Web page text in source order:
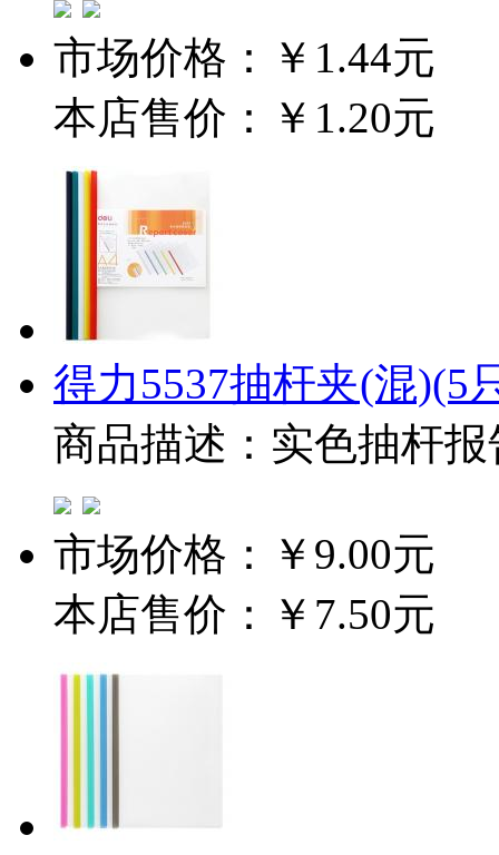
市场价格：
￥1.44元
本店售价：
￥1.20元
得力5537抽杆夹(混)(5
商品描述：实色抽杆报
市场价格：
￥9.00元
本店售价：
￥7.50元